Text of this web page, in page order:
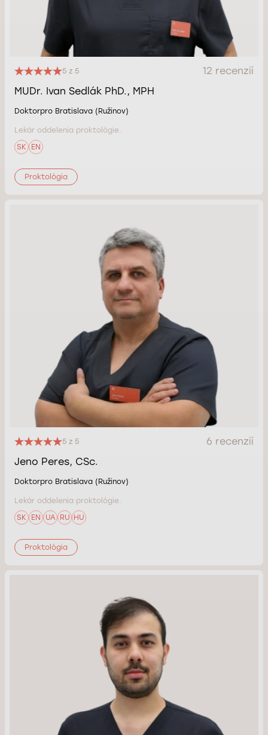
5 z 5
12 recenzií
MUDr. Ivan Sedlák PhD., MPH
Doktorpro Bratislava (Ružinov)
Lekár oddelenia proktológie.
SK
EN
Proktológia
5 z 5
6 recenzií
Jeno Peres, CSc.
Doktorpro Bratislava (Ružinov)
Lekár oddelenia proktológie.
SK
EN UA RU HU
Proktológia